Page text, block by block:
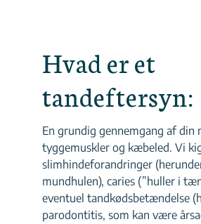
Hvad er et
tandeftersyn:
En grundig gennemgang af din
tyggemuskler og kæbeled. Vi
slimhindeforandringer
mundhulen), caries (”huller i
eventuel tandkødsbetændelse
parodontitis, som kan være